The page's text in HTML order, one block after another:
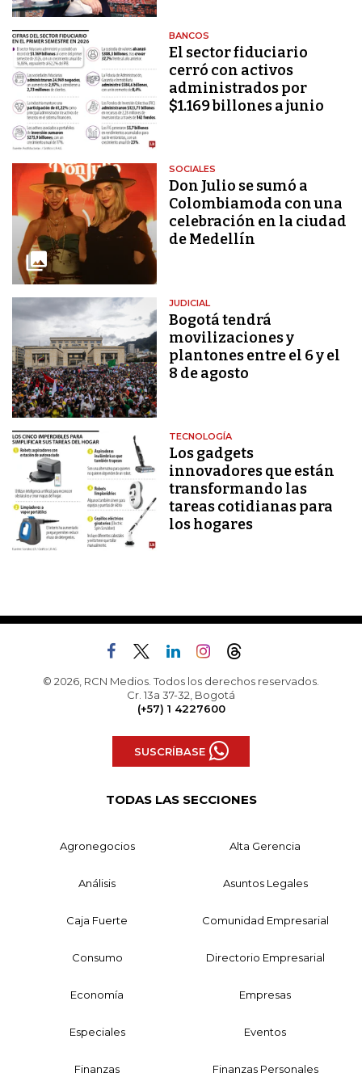
BANCOS
El sector fiduciario
cerró con activos
administrados por
$1.169 billones a junio
SOCIALES
Don Julio se sumó a
Colombiamoda con una
celebración en la ciudad
de Medellín
JUDICIAL
Bogotá tendrá
movilizaciones y
plantones entre el 6 y el
8 de agosto
TECNOLOGÍA
Los gadgets
innovadores que están
transformando las
tareas cotidianas para
los hogares
© 2026, RCN Medios. Todos los derechos reservados.
Cr. 13a 37-32, Bogotá
(+57) 1 4227600
SUSCRÍBASE
TODAS LAS SECCIONES
Agronegocios Alta Gerencia
Análisis Asuntos Legales
Caja Fuerte Comunidad Empresarial
Consumo Directorio Empresarial
Economía Empresas
Especiales Eventos
Finanzas Finanzas Personales